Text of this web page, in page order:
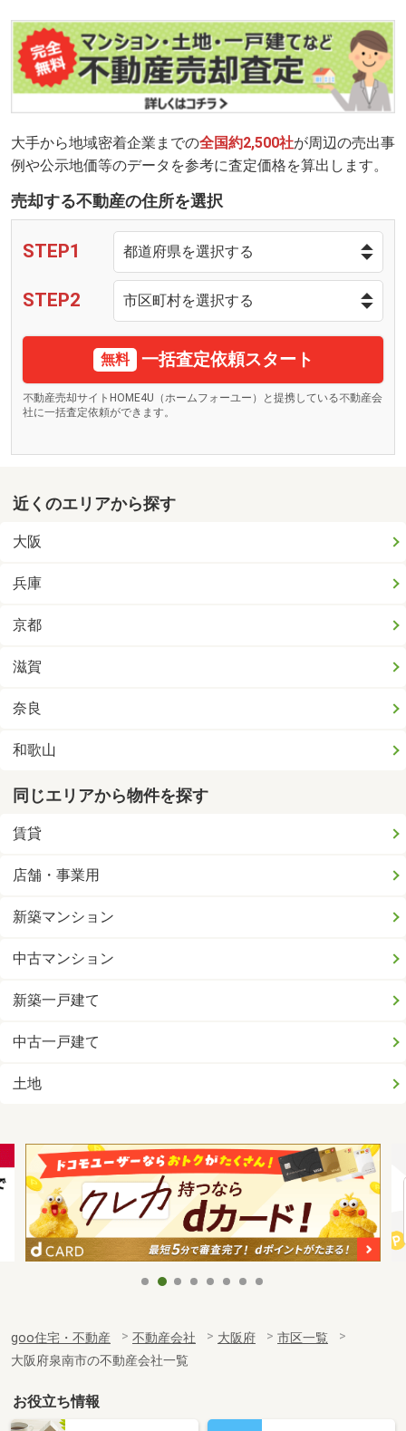
大手から地域密着企業までの全国約2,500社が周辺の売出事
例や公示地価等のデータを参考に査定価格を算出します。
売却する不動産の住所を選択
STEP1
STEP2
無料 一括査定依頼スタート
不動産売却サイトHOME4U（ホームフォーユー）と提携している不動産会
社に一括査定依頼ができます。
近くのエリアから探す
大阪
兵庫
京都
滋賀
奈良
和歌山
同じエリアから物件を探す
賃貸
店舗・事業用
新築マンション
中古マンション
新築一戸建て
中古一戸建て
土地
goo住宅・不動産 不動産会社 大阪府
市区一覧
大阪府泉南市の不動産会社一覧
お役立ち情報